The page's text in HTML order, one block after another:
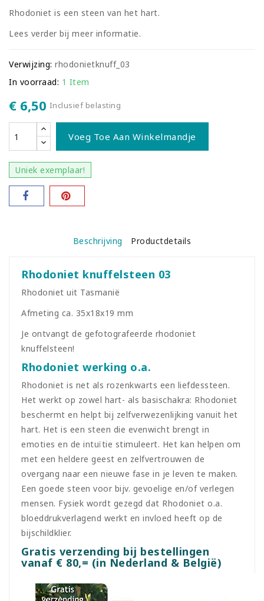
Rhodoniet is een steen van het hart.
Lees verder bij meer informatie.
Verwijzing: rhodonietknuff_03
In voorraad: 1 Item
€ 6,50 Inclusief belasting
Voeg Toe Aan Winkelmandje
Uniek exemplaar!
Beschrijving Productdetails
Rhodoniet knuffelsteen 03
Rhodoniet uit Tasmanië
Afmeting ca. 35x18x19 mm
Je ontvangt de gefotografeerde rhodoniet
knuffelsteen!
Rhodoniet werking o.a.
Rhodoniet is net als rozenkwarts een liefdessteen.
Het werkt op zowel hart- als basischakra: Rhodoniet
beschermt en helpt bij zelfverwezenlijking vanuit het
hart. Het is een steen die evenwicht brengt in
emoties en de intuïtie stimuleert. Het kan helpen om
met een heldere geest en zelfvertrouwen de
overgang naar een nieuwe fase in je leven te maken.
Een goede steen voor bijv. gevoelige en/of verlegen
mensen. Fysiek wordt gezegd dat Rhodoniet o.a.
bloeddrukverlagend werkt en invloed heeft op de
bijschildklier.
Gratis verzending bij bestellingen
vanaf € 80,= (in Nederland & België)